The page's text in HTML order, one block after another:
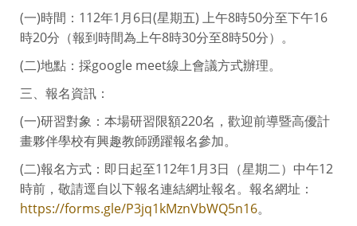
(一)時間：112年1月6日(星期五) 上午8時50分至下午16
時20分（報到時間為上午8時30分至8時50分）。
(二)地點：採google meet線上會議方式辦理。
三、報名資訊：
(一)研習對象：本場研習限額220名，歡迎前導暨高優計
畫夥伴學校有興趣教師踴躍報名參加。
(二)報名方式：即日起至112年1月3日（星期二）中午12
時前，敬請逕自以下報名連結網址報名。報名網址：
https://forms.gle/P3jq1kMznVbWQ5n16。